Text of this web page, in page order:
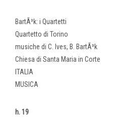
BartÃ³k: i Quartetti
Quartetto di Torino
musiche di C. Ives, B. BartÃ³k
Chiesa di Santa Maria in Corte
ITALIA
MUSICA
h. 19